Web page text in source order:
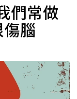
們常做
腦